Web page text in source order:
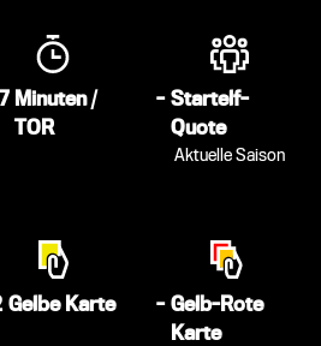
Minuten /
TOR
- Startelf-
Quote
Aktuelle Saison
Gelbe Karte - Gelb-Rote
Karte